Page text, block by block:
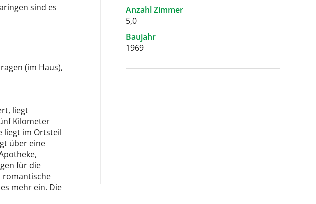
sind es
(im Haus),
liegt
Kilometer
liegt im Ortsteil
über eine
für die
romantische
mehr ein. Die
Anzahl Zimmer
5,0
Baujahr
1969